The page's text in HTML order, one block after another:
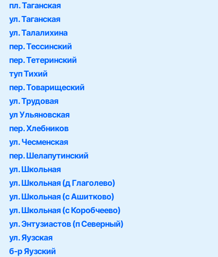
пл. Таганская
ул. Таганская
ул. Талалихина
пер. Тессинский
пер. Тетеринский
туп Тихий
пер. Товарищеский
ул. Трудовая
ул Ульяновская
пер. Хлебников
ул. Чесменская
пер. Шелапутинский
ул. Школьная
ул. Школьная (д Глаголево)
ул. Школьная (с Ашитково)
ул. Школьная (с Коробчеево)
ул. Энтузиастов (п Северный)
ул. Яузская
б-р Яузский